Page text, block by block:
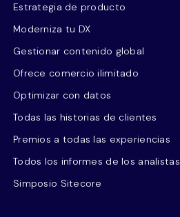
Estrategia de producto
Moderniza tu DX
Gestionar contenido global
Ofrece comercio ilimitado
Optimizar con datos
Todas las historias de clientes
Premios a todas las experiencias
Todos los informes de los analistas
Simposio Sitecore